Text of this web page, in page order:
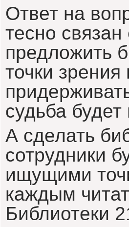
Ответ на
тесно
предложить
точки
судьба будет
А сделать
сотрудники
ищущими
каждым
Библиотеки